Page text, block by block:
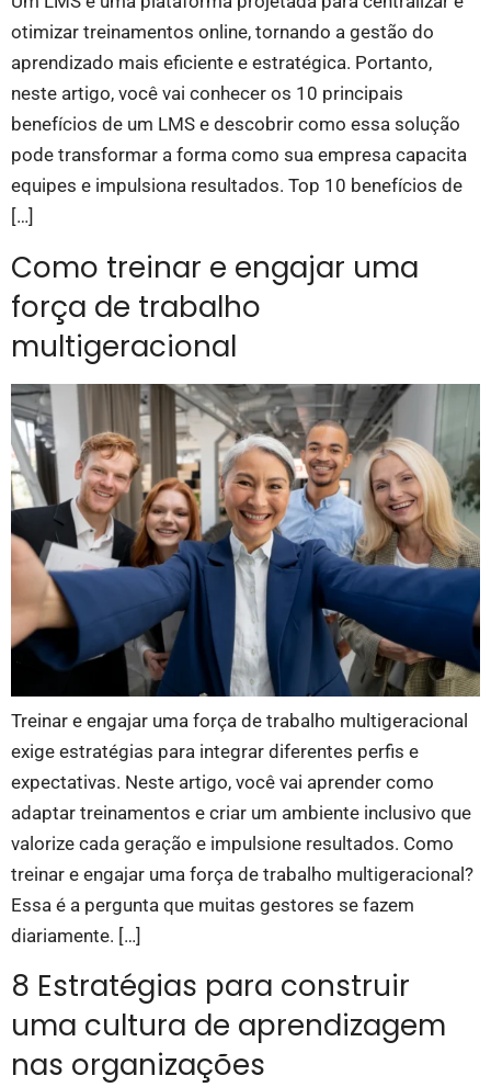
otimizar treinamentos online, tornando a gestão do
aprendizado mais eficiente e estratégica. Portanto,
neste artigo, você vai conhecer os 10 principais
benefícios de um LMS e descobrir como essa solução
pode transformar a forma como sua empresa capacita
equipes e impulsiona resultados. Top 10 benefícios de
[…]
Como treinar e engajar uma
força de trabalho
multigeracional
Treinar e engajar uma força de trabalho multigeracional
exige estratégias para integrar diferentes perfis e
expectativas. Neste artigo, você vai aprender como
adaptar treinamentos e criar um ambiente inclusivo que
valorize cada geração e impulsione resultados. Como
treinar e engajar uma força de trabalho multigeracional?
Essa é a pergunta que muitas gestores se fazem
diariamente. […]
8 Estratégias para construir
uma cultura de aprendizagem
nas organizações